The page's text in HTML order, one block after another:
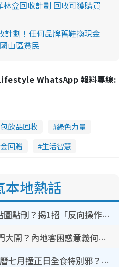
盒回收計劃 回收可獲購買
計劃！任何品牌舊鞋換現金
山區貧民
WhatsApp 報料專線:
飲品回收
綠色力量
回贈 生活智慧
本地熱話
WhatsApp預設貼圖點刪？揭1招「反向操作」還原簡潔介面 附3步實測教學
香港山邊鐵閘邊門大開？內地客困惑意義何在！網民神回覆：呢種叫法理性防禦
鬼門開2026｜農曆七月撞正日全食特別邪？專家警告切忌做一事！揭4大禁忌+2招保平安